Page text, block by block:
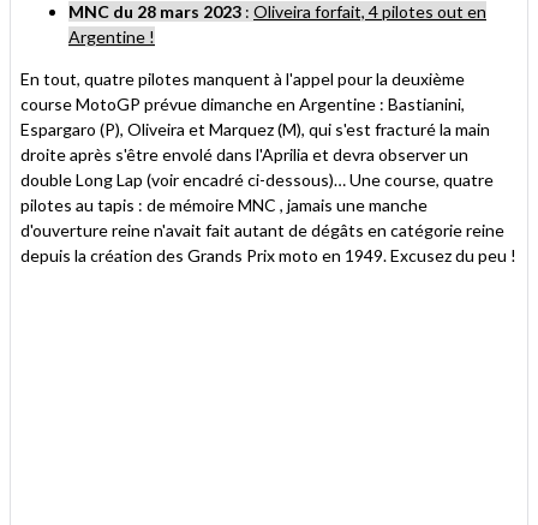
MNC du 28 mars 2023 : Oliveira forfait, 4 pilotes out en
Argentine !
En tout, quatre pilotes manquent à l'appel pour la deuxième
course MotoGP prévue dimanche en Argentine : Bastianini,
Espargaro (P), Oliveira et Marquez (M), qui s'est fracturé la main
droite après s'être envolé dans l'Aprilia et devra observer un
double Long Lap (voir encadré ci-dessous)… Une course, quatre
pilotes au tapis : de mémoire MNC , jamais une manche
d'ouverture reine n'avait fait autant de dégâts en catégorie reine
depuis la création des Grands Prix moto en 1949. Excusez du peu !